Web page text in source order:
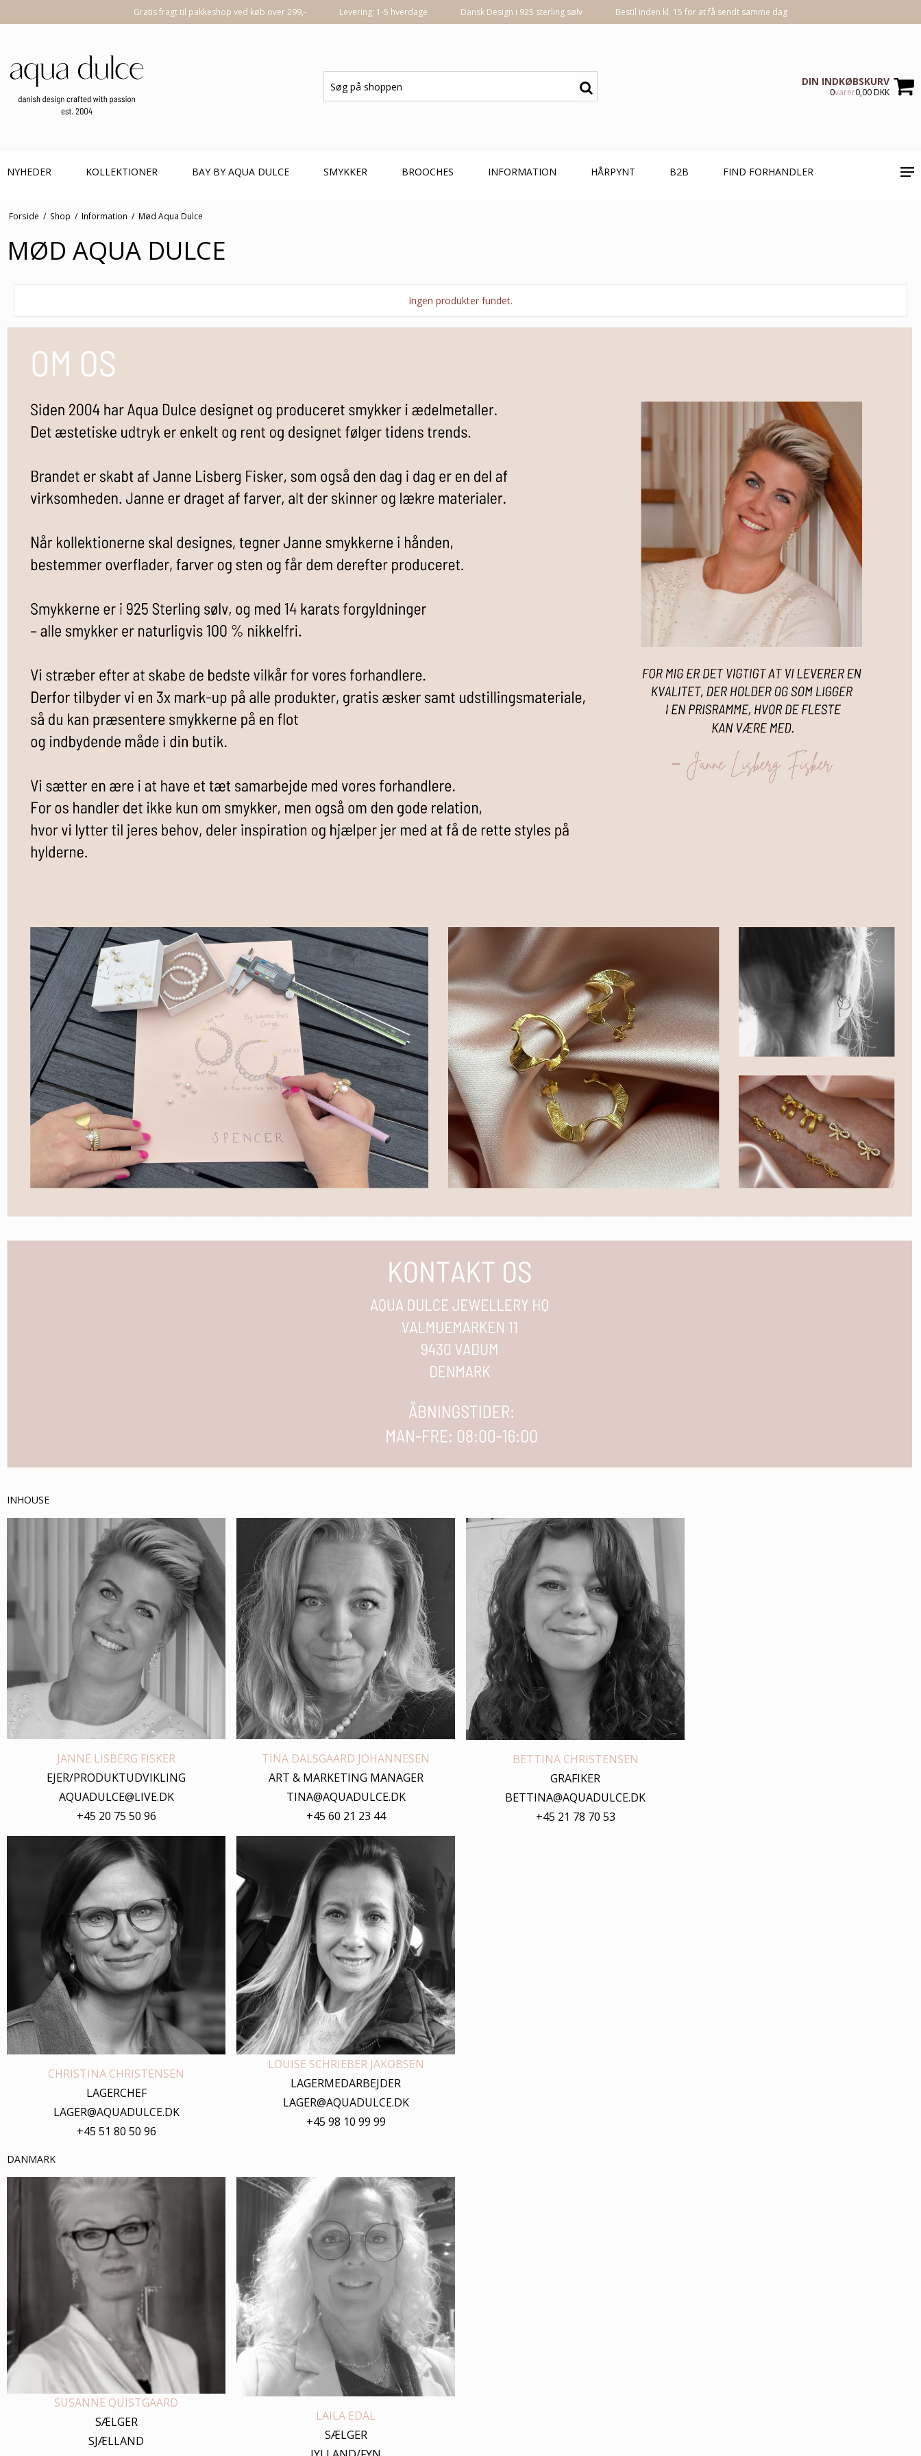
Gratis fragt til pakkeshop ved køb over 299,- Levering: 1-5 hverdage Dansk Design i 925 sterling sølv Bestil inden kl. 15 for at få sendt samme dag
DIN INDKØBSKURV
0varer0,00 DKK
NYHEDER KOLLEKTIONER BAY BY AQUA DULCE SMYKKER BROOCHES INFORMATION HÅRPYNT B2B FIND FORHANDLER
Forside / Shop / Information / Mød Aqua Dulce
MØD AQUA DULCE
Ingen produkter fundet.
INHOUSE
JANNE LISBERG FISKER
EJER/PRODUKTUDVIKLING
AQUADULCE@LIVE.DK
+45 20 75 50 96
TINA DALSGAARD JOHANNESEN
ART & MARKETING MANAGER
TINA@AQUADULCE.DK
+45 60 21 23 44
BETTINA CHRISTENSEN
GRAFIKER
BETTINA@AQUADULCE.DK
+45 21 78 70 53
CHRISTINA CHRISTENSEN
LAGERCHEF
LAGER@AQUADULCE.DK
+45 51 80 50 96
LOUISE SCHRIEBER JAKOBSEN
LAGERMEDARBEJDER
LAGER@AQUADULCE.DK
+45 98 10 99 99
DANMARK
SUSANNE QUISTGAARD
SÆLGER
SJÆLLAND
LAILA EDAL
SÆLGER